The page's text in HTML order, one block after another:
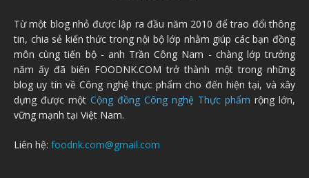
Từ một blog nhỏ được lập ra đầu năm 2010 để trao đổi thông
tin, chia sẻ kiến thức trong nội bộ lớp nhằm giúp các bạn đồng
môn cùng tiến bộ - anh Trần Công Nam - chàng lớp trưởng
năm ấy đã biến FOODNK.COM trở thành một trong những
blog uy tín về Công nghệ thực phẩm cho đến hiện tại, và xây
dựng được một Cộng đồng Công nghệ Thực phẩm rộng lớn,
vững mạnh tại Việt Nam.
Liên hệ: foodnk.com@gmail.com